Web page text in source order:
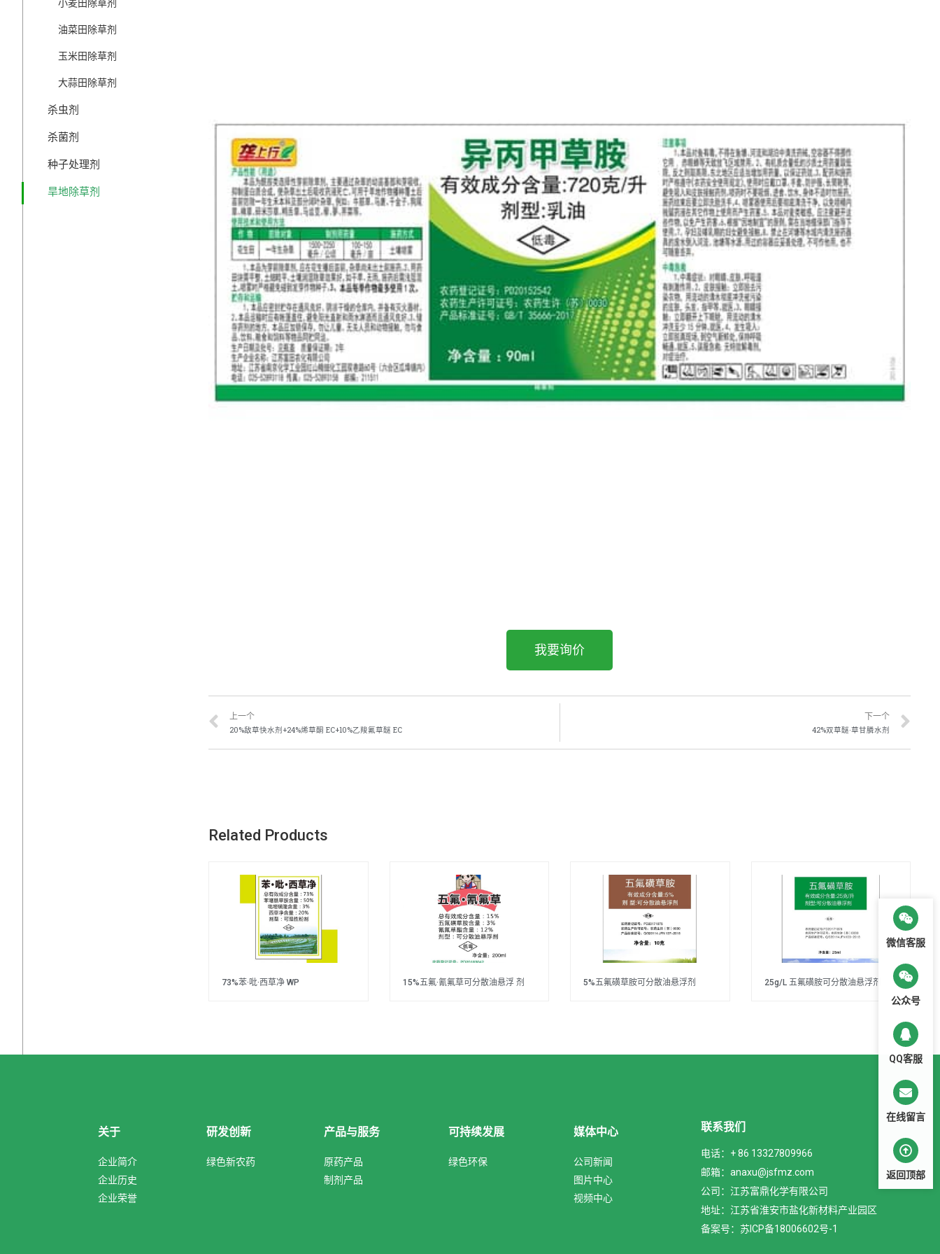
小麦田除草剂
油菜田除草剂
玉米田除草剂
大蒜田除草剂
杀虫剂
杀菌剂
种子处理剂
旱地除草剂
我要询价
上一个
20%敌草快水剂+24%烯草酮 EC+10%乙羧氟草醚 EC
下一个
42%双草醚·草甘膦水剂
Related Products
73%苯·吡·西草净 WP 15%五氟·氰氟草可分散油悬浮 剂 5%五氟磺草胺可分散油悬浮剂 25g/L 五氟磺胺可分散油悬浮剂
关于
企业简介
企业历史
企业荣誉
研发创新
绿色新农药
产品与服务
原药产品
制剂产品
可持续发展
绿色环保
媒体中心
公司新闻
图片中心
视频中心
联系我们
电话：+ 86 13327809966
邮箱：anaxu@jsfmz.com
公司：江苏富鼎化学有限公司
地址：江苏省淮安市盐化新材料产业园区
备案号：苏ICP备18006602号-1
微信客服
公众号
QQ客服
在线留言
返回顶部